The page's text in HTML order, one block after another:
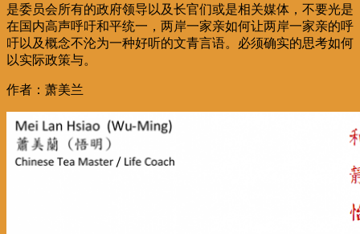
是委员会所有的政府领导以及长官们或是相关媒体，不要光是
在国内高声呼吁和平统一，两岸一家亲如何让两岸一家亲的呼
吁以及概念不沦为一种好听的文青言语。必须确实的思考如何
以实际政策与。
作者：萧美兰